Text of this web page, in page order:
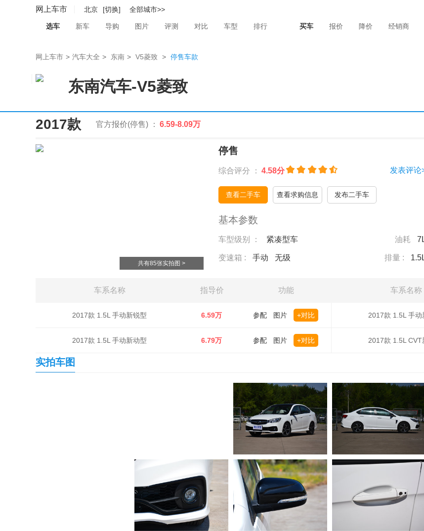
网上车市 北京 [切换] 全部城市>>
选车 新车 导购 图片 评测 对比 车型 排行 买车 报价 降价 经销商
网上车市 > 汽车大全 > 东南 > V5菱致 > 停售车款
东南汽车-V5菱致
2017款 官方报价(停售) ： 6.59-8.09万
共有85张实拍图 >
停售
综合评分 ： 4.58分 发表评论
查看二手车 查看求购信息 发布二手车
基本参数
车型级别 ： 紧凑型车 油耗
变速箱 : 手动 无级 排量 :
车系名称 指导价 功能 车系名称
2017款 1.5L 手动新锐型 6.59万 参配 图片 +对比
2017款 1.5L 手动新动型 6.79万 参配 图片 +对比
2017款 1.5L 手动
2017款 1.5L CVT
实拍车图